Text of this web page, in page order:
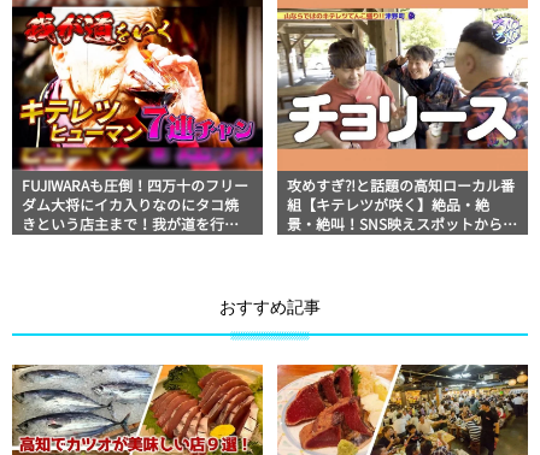
FUJIWARAも圧倒！四万十のフリー
ダム大将にイカ入りなのにタコ焼
きという店主まで！我が道を行く
攻めすぎ⁈と話題の高知ローカル番
組【キテレツが咲く】絶品・絶
景・絶叫！SNS映えスポットからフ
おすすめ記事